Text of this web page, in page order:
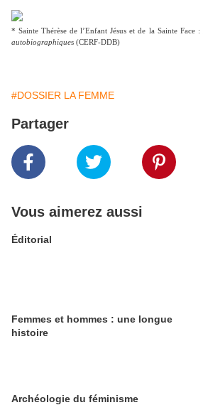
* Sainte Thérèse de l’Enfant Jésus et de la Sainte Face :
autobiographiques (CERF-DDB)
#DOSSIER LA FEMME
Partager
Vous aimerez aussi
Éditorial
Femmes et hommes : une longue
histoire
Archéologie du féminisme